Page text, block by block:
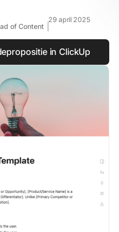
of Content
29 april 2025
in ClickUp